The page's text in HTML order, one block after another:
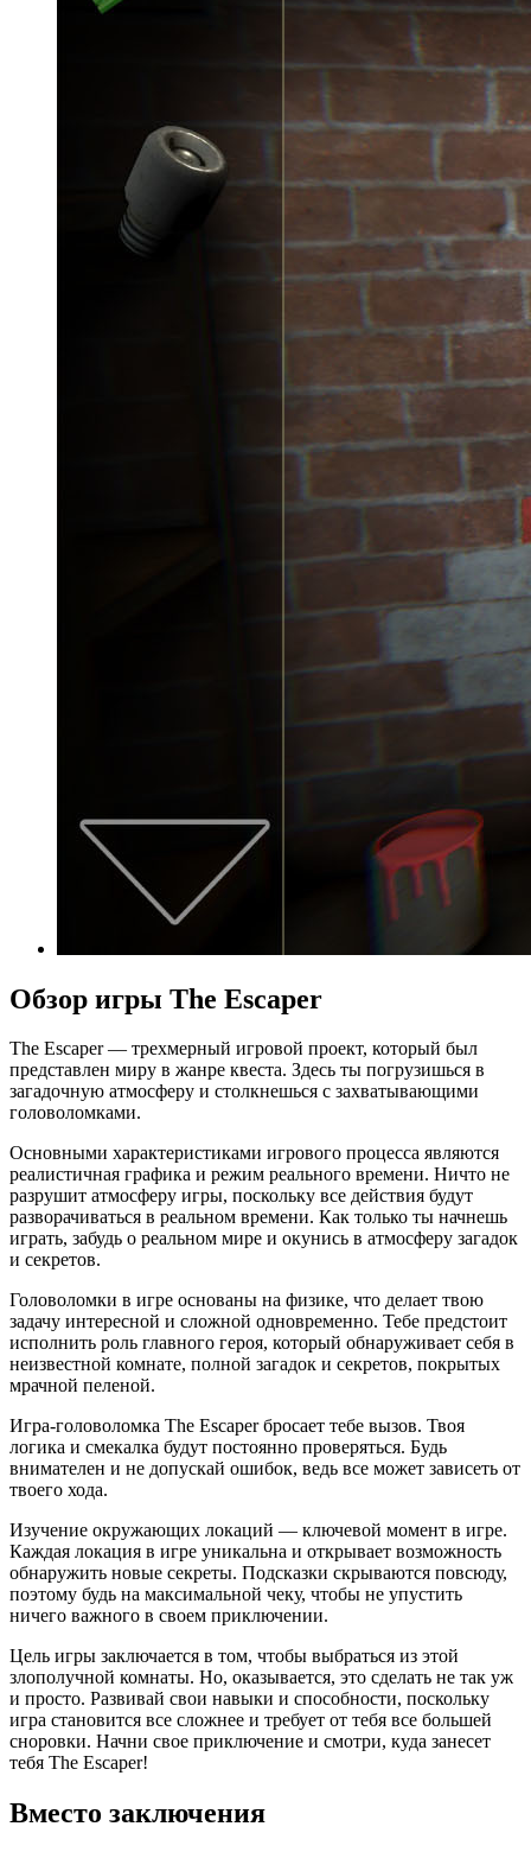
Обзор игры The Escaper
The Escaper — трехмерный игровой проект, который был
представлен миру в жанре квеста. Здесь ты погрузишься в
загадочную атмосферу и столкнешься с захватывающими
головоломками.
Основными характеристиками игрового процесса являются
реалистичная графика и режим реального времени. Ничто не
разрушит атмосферу игры, поскольку все действия будут
разворачиваться в реальном времени. Как только ты начнешь
играть, забудь о реальном мире и окунись в атмосферу загадок
и секретов.
Головоломки в игре основаны на физике, что делает твою
задачу интересной и сложной одновременно. Тебе предстоит
исполнить роль главного героя, который обнаруживает себя в
неизвестной комнате, полной загадок и секретов, покрытых
мрачной пеленой.
Игра-головоломка The Escaper бросает тебе вызов. Твоя
логика и смекалка будут постоянно проверяться. Будь
внимателен и не допускай ошибок, ведь все может зависеть от
твоего хода.
Изучение окружающих локаций — ключевой момент в игре.
Каждая локация в игре уникальна и открывает возможность
обнаружить новые секреты. Подсказки скрываются повсюду,
поэтому будь на максимальной чеку, чтобы не упустить
ничего важного в своем приключении.
Цель игры заключается в том, чтобы выбраться из этой
злополучной комнаты. Но, оказывается, это сделать не так уж
и просто. Развивай свои навыки и способности, поскольку
игра становится все сложнее и требует от тебя все большей
сноровки. Начни свое приключение и смотри, куда занесет
тебя The Escaper!
Вместо заключения